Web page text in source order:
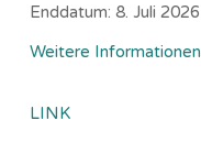
Enddatum: 8. Juli 2026
Weitere Informationen
LINK